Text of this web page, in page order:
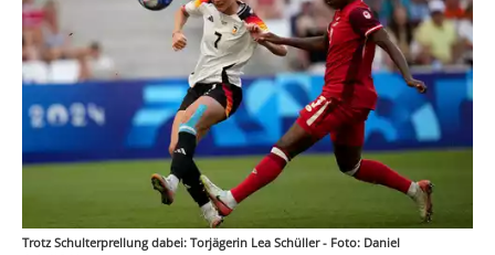
Trotz Schulterprellung dabei: Torjägerin Lea Schüller - Foto: Daniel